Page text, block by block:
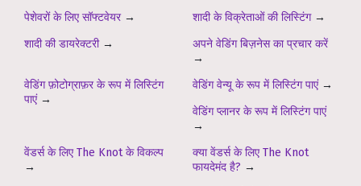
पेशेवरों के लिए सॉफ्टवेयर→ शादी के विक्रेताओं की लिस्टिंग→
शादी की डायरेक्टरी→
अपने वेडिंग बिज़नेस का प्रचार करें
→
वेडिंग फ़ोटोग्राफ़र के रूप में लिस्टिंग
पाएं→
वेडिंग वेन्यू के रूप में लिस्टिंग पाएं→
वेडिंग प्लानर के रूप में लिस्टिंग पाएं
→
वेंडर्स के लिए The Knot के विकल्प
→
क्या वेंडर्स के लिए The Knot
फायदेमंद है? →